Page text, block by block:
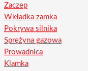
Zaczep
Wkładka zamka
Pokrywa silnika
Sprężyna gazowa
Prowadnica
Klamka